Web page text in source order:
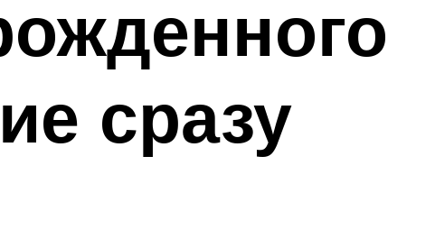
сразу